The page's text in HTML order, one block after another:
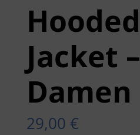
Hooded
Jacket –
Damen
29,00 €